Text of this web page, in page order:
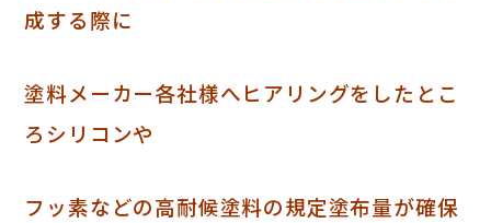
成する際に
塗料メーカー各社様へヒアリングをしたとこ
ろ シリコンや
フッ素などの高耐候塗料の規定塗布量が確保